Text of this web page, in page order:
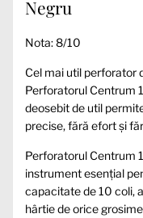
Negru
Nota: 8/10
Cel mai util perforator
Perforatorul Centrum
deosebit de util
precise, fără efort și
Perforatorul Centrum
instrument esențial
capacitate de 10 coli,
hârtie de orice